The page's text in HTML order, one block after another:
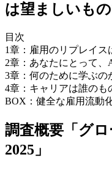
は望ましいもの
目次
1章：雇用のリプレイス
2章：あなたにとって、
3章：何のために学ぶの
4章：キャリアは誰のも
BOX：健全な雇用流動
調査概要「グ
2025」